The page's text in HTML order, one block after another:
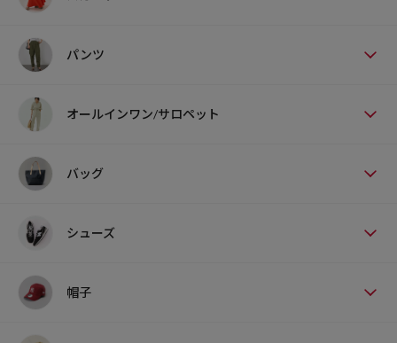
パンツ
オールインワン/サロペット
バッグ
シューズ
帽子